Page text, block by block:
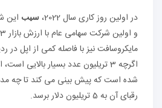
در اولین روز کاری سال 2022،
سیب این
مایکروسافت نیز با فاصله کمی از اپل در
اگرچه 3 تریلیون عدد بسیار بالایی
شده است که پیش بینی می کند تا چه
رقبای آن به 5 تریلیون دلار برسد.